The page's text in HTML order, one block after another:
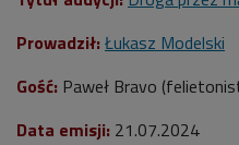
Prowadził: Łukasz Modelski
Gość: Paweł Bravo
Data emisji: 21.07.2024